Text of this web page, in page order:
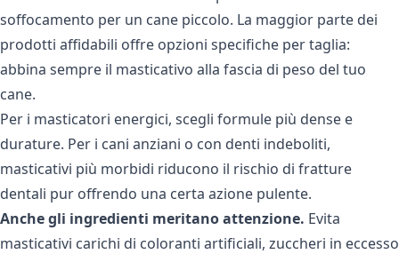
soffocamento per un cane piccolo. La maggior parte dei
prodotti affidabili offre opzioni specifiche per taglia:
abbina sempre il masticativo alla fascia di peso del tuo
cane.
Per i masticatori energici, scegli formule più dense e
durature. Per i cani anziani o con denti indeboliti,
masticativi più morbidi riducono il rischio di fratture
dentali pur offrendo una certa azione pulente.
Anche gli ingredienti meritano attenzione. Evita
masticativi carichi di coloranti artificiali, zuccheri in eccesso